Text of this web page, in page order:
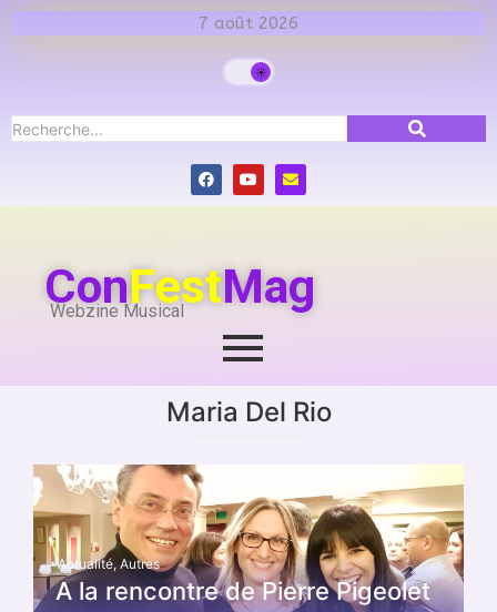
7 août 2026
ConFestMag
Webzine Musical
Maria Del Rio
Actualité, Autres
A la rencontre de Pierre Pigeolet